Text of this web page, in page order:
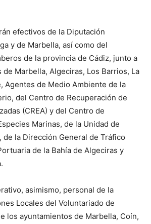
efectivos de la Diputación
y de Marbella, así como del
de la provincia de Cádiz, junto a
de Marbella, Algeciras, Los Barrios, La
Agentes de Medio Ambiente de la
del Centro de Recuperación de
(CREA) y del Centro de
Marinas, de la Unidad de
de la Dirección General de Tráfico
de la Bahía de Algeciras y
asimismo, personal de la
Locales del Voluntariado de
los ayuntamientos de Marbella, Coín,